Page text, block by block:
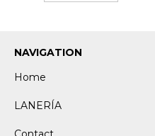
NAVIGATION
Home
LANERÍA